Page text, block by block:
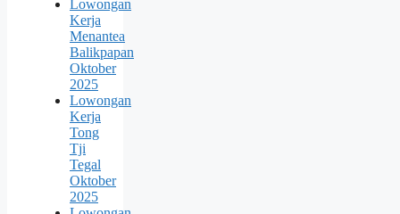
Lowongan
Kerja
Menantea
Balikpapan
Oktober
2025
Lowongan
Kerja
Tong
Tji
Tegal
Oktober
2025